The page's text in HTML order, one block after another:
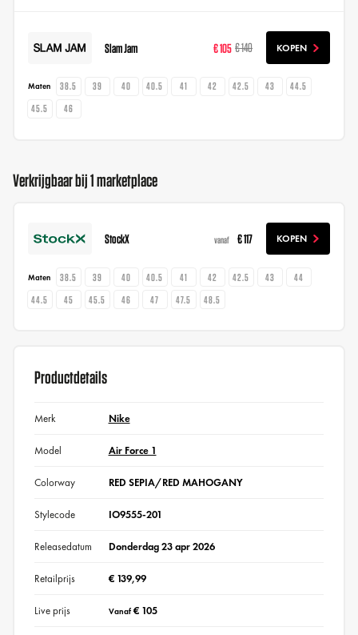
Slam Jam € 105 € 140 KOPEN
Maten 38.5 39 40 40.5 41 42 42.5 43
44.5
45.5
46
Verkrijgbaar bij 1 marketplace
StockX vanaf € 117 KOPEN
Maten 38.5 39 40 40.5 41 42 42.5 43
44
44.5
45 45.5 46 47 47.5 48.5
Productdetails
Merk Nike
Model Air Force 1
Colorway RED SEPIA/RED MAHOGANY
Stylecode IO9555-201
Releasedatum Donderdag 23 apr 2026
Retailprijs € 139,99
Live prijs Vanaf€ 105